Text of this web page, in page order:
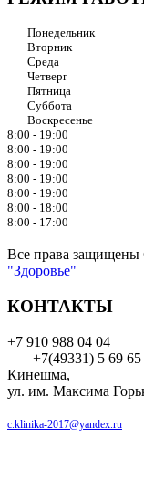
Понедельник
Вторник
Среда
Четверг
Пятница
Суббота
Воскресенье
8:00 - 19:00
8:00 - 19:00
8:00 - 19:00
8:00 - 19:00
8:00 - 19:00
8:00 - 18:00
8:00 - 17:00
Все права защищены
"Здоровье"
КОНТАКТЫ
+7 910 988 04 04
+7(49331) 5 69 65
Кинешма,
ул. им. Максима
c.klinika-2017@yandex.ru